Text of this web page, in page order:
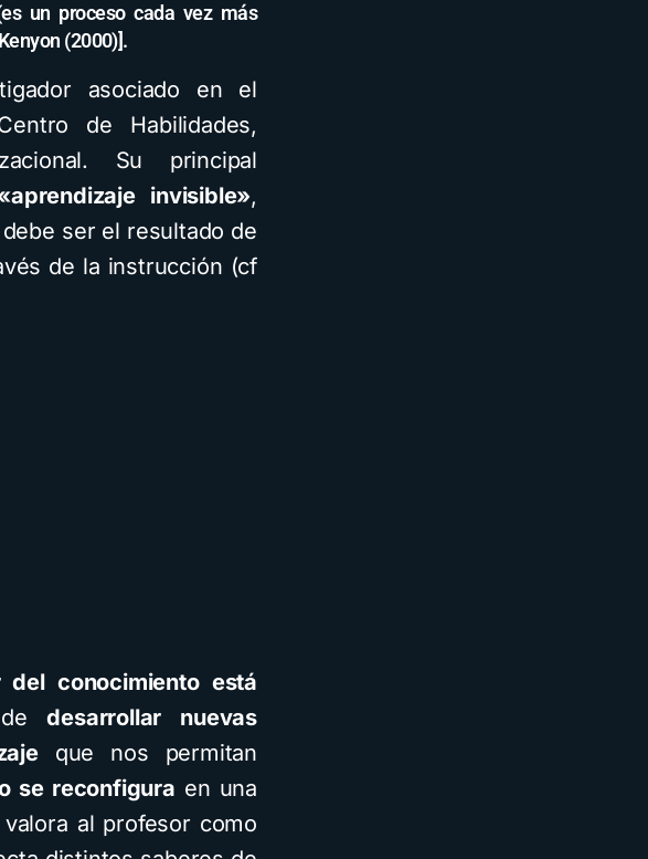
un proceso cada vez más
(2000)].
asociado en el
de Habilidades,
Su principal
invisible»,
ser el resultado de
de la instrucción (cf
del conocimiento está
dedesarrollar nuevas
que nos permitan
se reconfigura en una
al profesor como